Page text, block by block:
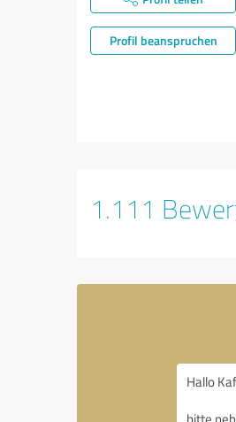
Profil beanspruchen
1.111